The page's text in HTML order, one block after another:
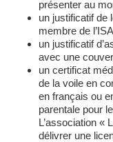
présenter au
un justificatif de
membre de
un justificatif
avec une
un certificat
de la voile en
en français ou
parentale pour
L’association «
délivrer une